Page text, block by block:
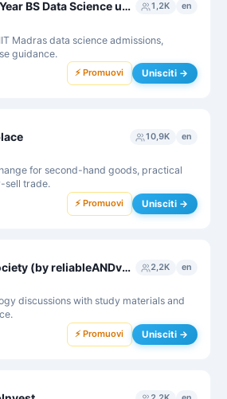
IIT Madras 4 Year BS Data Science unofficial group 1,2K en
Madras data science admissions,
guidance.
⚡ Promuovi Unisciti →
10,9K en
for second-hand goods, practical
sell trade.
⚡ Promuovi Unisciti →
Sociology Society (by reliableANDvalid) 2,2K en
discussions with study materials and
⚡ Promuovi Unisciti →